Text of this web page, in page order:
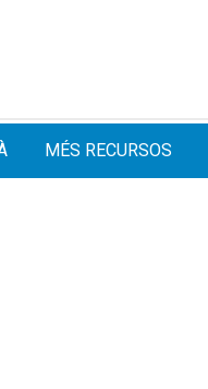
MÉS RECURSOS